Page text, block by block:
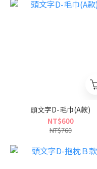
頭文字D-毛巾(A款)
NT$600
NT$760